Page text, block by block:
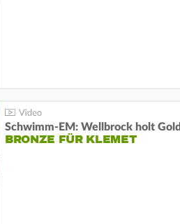
Schwimm-EM: Wellbrock holt Gold
BRONZE FÜR KLEMET